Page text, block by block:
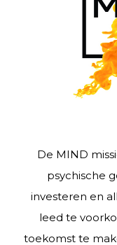
De MIND
psychische
investeren en
leed te
toekomst te